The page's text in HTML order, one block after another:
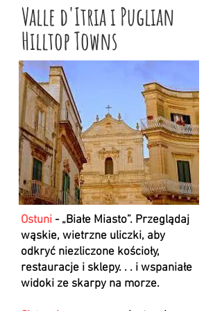
Valle d'Itria i Puglian
Hilltop Towns
Ostuni - „Białe Miasto”. Przeglądaj
wąskie, wietrzne uliczki, aby
odkryć niezliczone kościoły,
restauracje i sklepy. . . i wspaniałe
widoki ze skarpy na morze.